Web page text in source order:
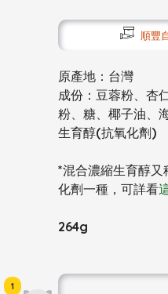
1
順豐
原產地：台灣
成份：豆蓉粉、杏
粉、糖、椰子油、
生育醇(抗氧化劑)
*混合濃縮生育醇又
化劑一種，可詳看
264g